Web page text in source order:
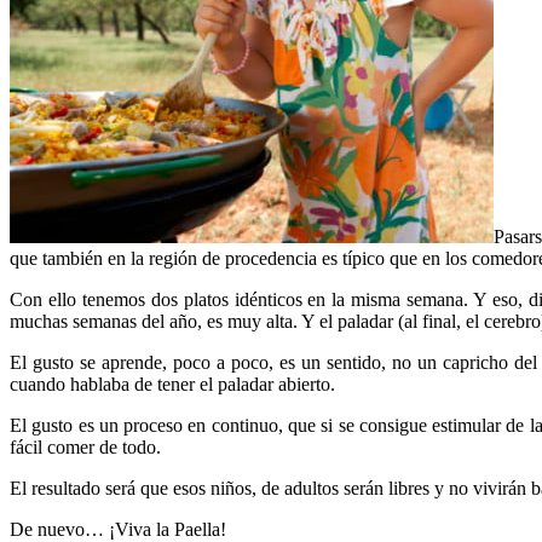
que también en la región de procedencia es típico que en los
Con ello tenemos dos platos idénticos en la misma semana. Y
muchas semanas del año, es muy alta. Y el paladar (al final, el
El gusto se aprende, poco a poco, es un sentido, no un capricho
cuando hablaba de tener el paladar abierto.
El gusto es un proceso en continuo, que si se consigue estimular de
fácil comer de todo.
El resultado será que esos niños, de adultos serán libres y no vivirán
De nuevo… ¡Viva la Paella!